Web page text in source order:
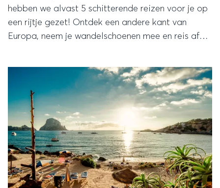
hebben we alvast 5 schitterende reizen voor je op
een rijtje gezet! Ontdek een andere kant van
Europa, neem je wandelschoenen mee en reis af